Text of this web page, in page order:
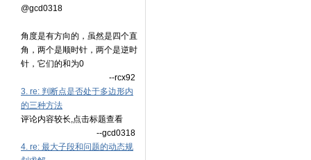
@gcd0318
角度是有方向的，虽然是四个直
角，两个是顺时针，两个是逆时
针，它们的和为0
--rcx92
3. re: 判断点是否处于多边形内
的三种方法
评论内容较长,点击标题查看
--gcd0318
4. re: 最大子段和问题的动态规